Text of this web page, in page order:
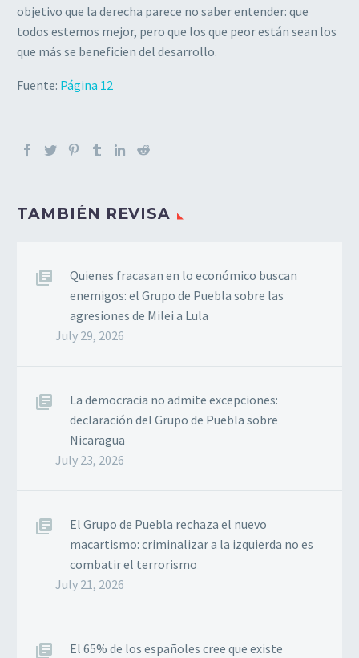
objetivo que la derecha parece no saber entender: que
todos estemos mejor, pero que los que peor están sean los
que más se beneficien del desarrollo.
Fuente: Página 12
TAMBIÉN REVISA
Quienes fracasan en lo económico buscan
enemigos: el Grupo de Puebla sobre las
agresiones de Milei a Lula
July 29, 2026
La democracia no admite excepciones:
declaración del Grupo de Puebla sobre
Nicaragua
July 23, 2026
El Grupo de Puebla rechaza el nuevo
macartismo: criminalizar a la izquierda no es
combatir el terrorismo
July 21, 2026
El 65% de los españoles cree que existe